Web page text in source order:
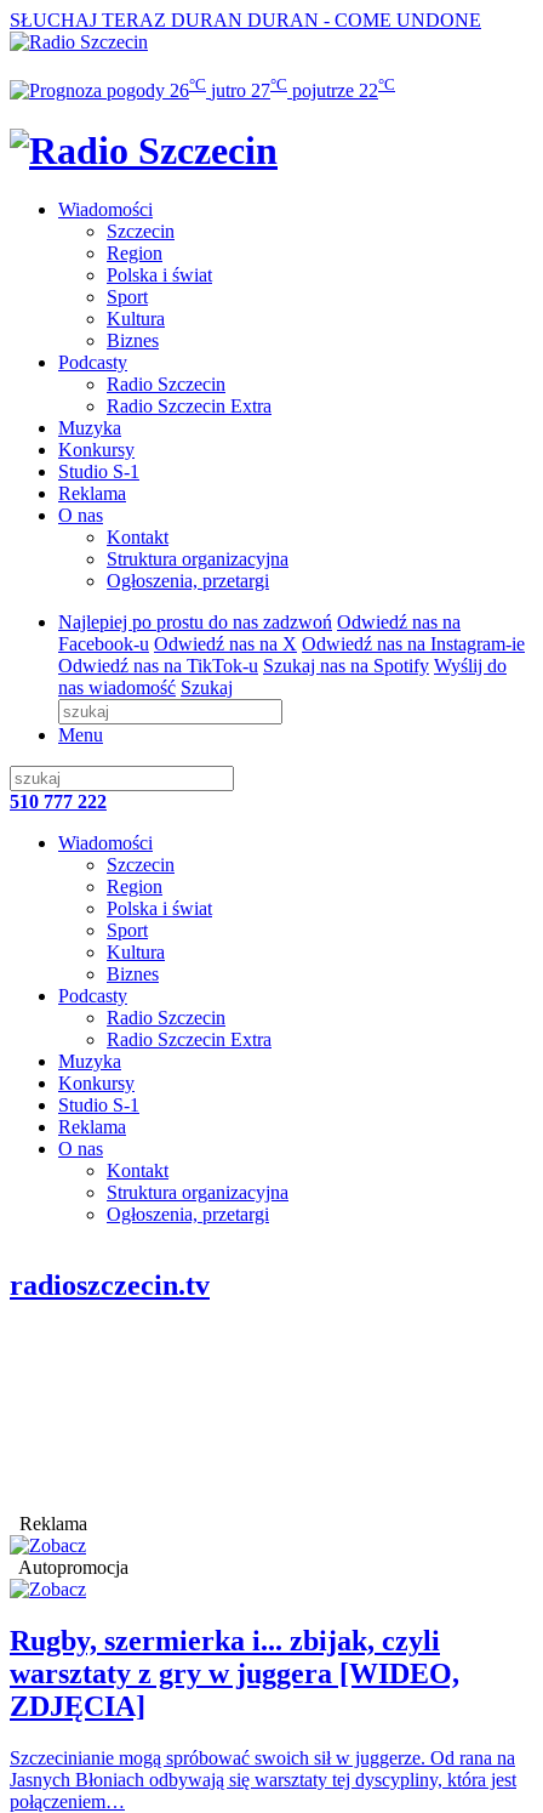
SŁUCHAJ TERAZ DURAN DURAN - COME UNDONE
26°C jutro 27°C pojutrze 22°C
Wiadomości
Szczecin
Region
Polska i świat
Sport
Kultura
Biznes
Podcasty
Radio Szczecin
Radio Szczecin Extra
Muzyka
Konkursy
Studio S-1
Reklama
O nas
Kontakt
Struktura organizacyjna
Ogłoszenia, przetargi
Najlepiej po prostu do nas zadzwoń Odwiedź nas na
Facebook-u Odwiedź nas na X Odwiedź nas na Instagram-ie
Odwiedź nas na TikTok-u Szukaj nas na Spotify Wyślij do
nas wiadomość Szukaj
Menu
510 777 222
Wiadomości
Szczecin
Region
Polska i świat
Sport
Kultura
Biznes
Podcasty
Radio Szczecin
Radio Szczecin Extra
Muzyka
Konkursy
Studio S-1
Reklama
O nas
Kontakt
Struktura organizacyjna
Ogłoszenia, przetargi
radioszczecin.tv
Reklama
Autopromocja
Rugby, szermierka i... zbijak, czyli
warsztaty z gry w juggera [WIDEO,
ZDJĘCIA]
Szczecinianie mogą spróbować swoich sił w juggerze. Od rana na
Jasnych Błoniach odbywają się warsztaty tej dyscypliny, która jest
połączeniem…